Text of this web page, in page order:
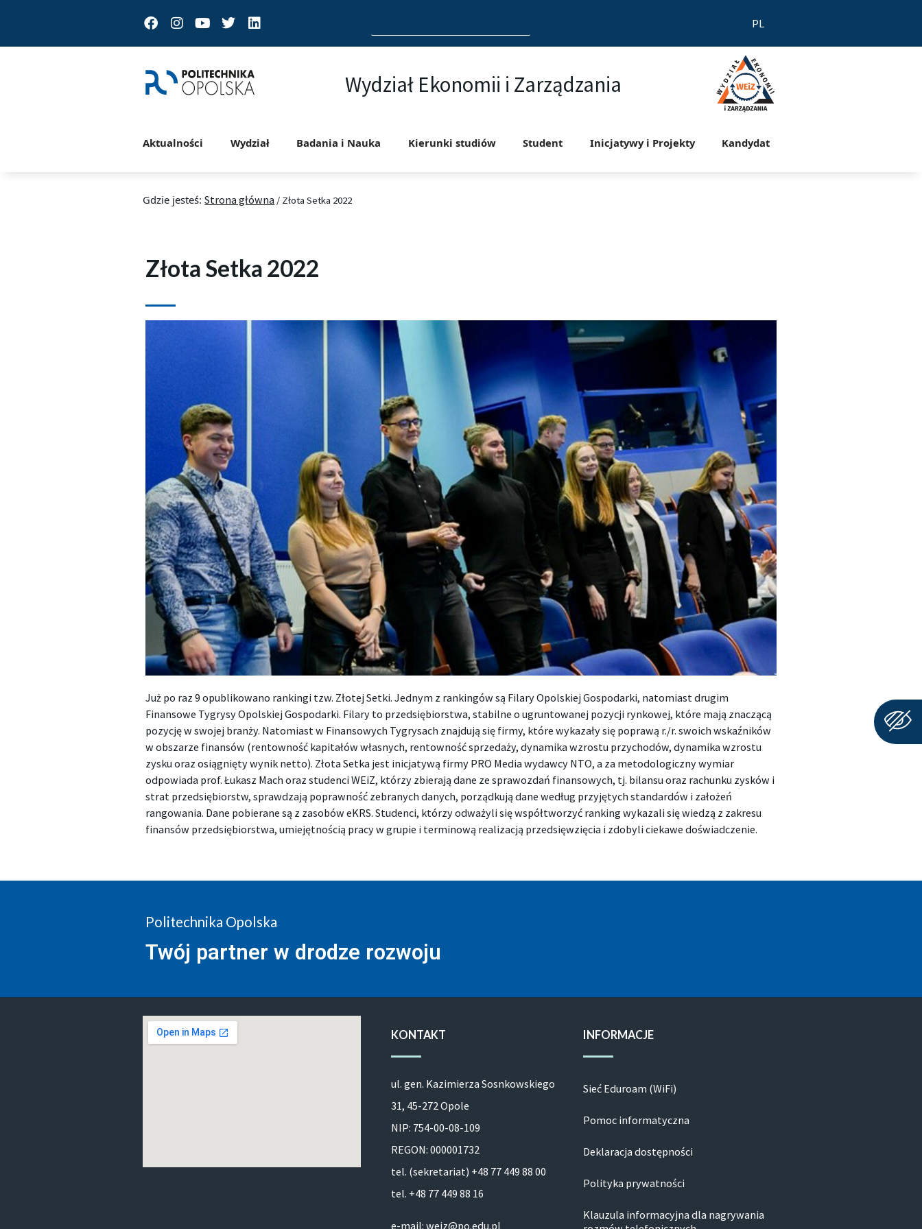
FacebookInstagram
Youtube
TwitterLinkedin
for:
PL
Wydział Ekonomii i Zarządzania
Aktualności Wydział Badania i Nauka Kierunki studiów Student Inicjatywy i Projekty Kandydat
Gdzie jesteś:Strona główna / Złota Setka 2022
Złota Setka 2022
Już po raz 9 opublikowano rankingi tzw. Złotej Setki. Jednym z rankingów są Filary Opolskiej Gospodarki, natomiast drugim
Finansowe Tygrysy Opolskiej Gospodarki. Filary to przedsiębiorstwa, stabilne o ugruntowanej pozycji rynkowej, które mają znaczącą
pozycję w swojej branży. Natomiast w Finansowych Tygrysach znajdują się firmy, które wykazały się poprawą r./r. swoich wskaźników
w obszarze finansów (rentowność kapitałów własnych, rentowność sprzedaży, dynamika wzrostu przychodów, dynamika wzrostu
zysku oraz osiągnięty wynik netto). Złota Setka jest inicjatywą firmy PRO Media wydawcy NTO, a za metodologiczny wymiar
odpowiada prof. Łukasz Mach oraz studenci WEiZ, którzy zbierają dane ze sprawozdań finansowych, tj. bilansu oraz rachunku zysków i
strat przedsiębiorstw, sprawdzają poprawność zebranych danych, porządkują dane według przyjętych standardów i założeń
rangowania. Dane pobierane są z zasobów eKRS. Studenci, którzy odważyli się współtworzyć ranking wykazali się wiedzą z zakresu
finansów przedsiębiorstwa, umiejętnością pracy w grupie i terminową realizacją przedsięwzięcia i zdobyli ciekawe doświadczenie.
Politechnika Opolska
Twój partner w drodze rozwoju
KONTAKT
ul. gen. Kazimierza Sosnkowskiego
31, 45-272 Opole
NIP: 754-00-08-109
REGON: 000001732
tel. (sekretariat) +48 77 449 88 00
tel. +48 77 449 88 16
e-mail: weiz@po.edu.pl
INFORMACJE
Sieć Eduroam (WiFi)
Pomoc informatyczna
Deklaracja dostępności
Polityka prywatności
Klauzula informacyjna dla nagrywania